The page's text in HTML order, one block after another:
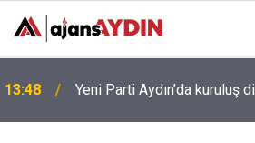
12:49
karşılayacak